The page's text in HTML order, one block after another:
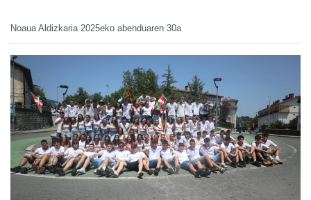
Noaua Aldizkaria 2025eko abenduaren 30a